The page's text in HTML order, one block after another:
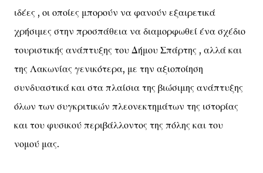
ιδέες , οι οποίες μπορούν να φανούν εξαιρετικά
χρήσιμες στην προσπάθεια να διαμορφωθεί ένα σχέδιο
τουριστικής ανάπτυξης του Δήμου Σπάρτης , αλλά και
της Λακωνίας γενικότερα, με την αξιοποίηση
συνδυαστικά και στα πλαίσια της βιώσιμης ανάπτυξης
όλων των συγκριτικών πλεονεκτημάτων της ιστορίας
και του φυσικού περιβάλλοντος της πόλης και του
νομού μας.